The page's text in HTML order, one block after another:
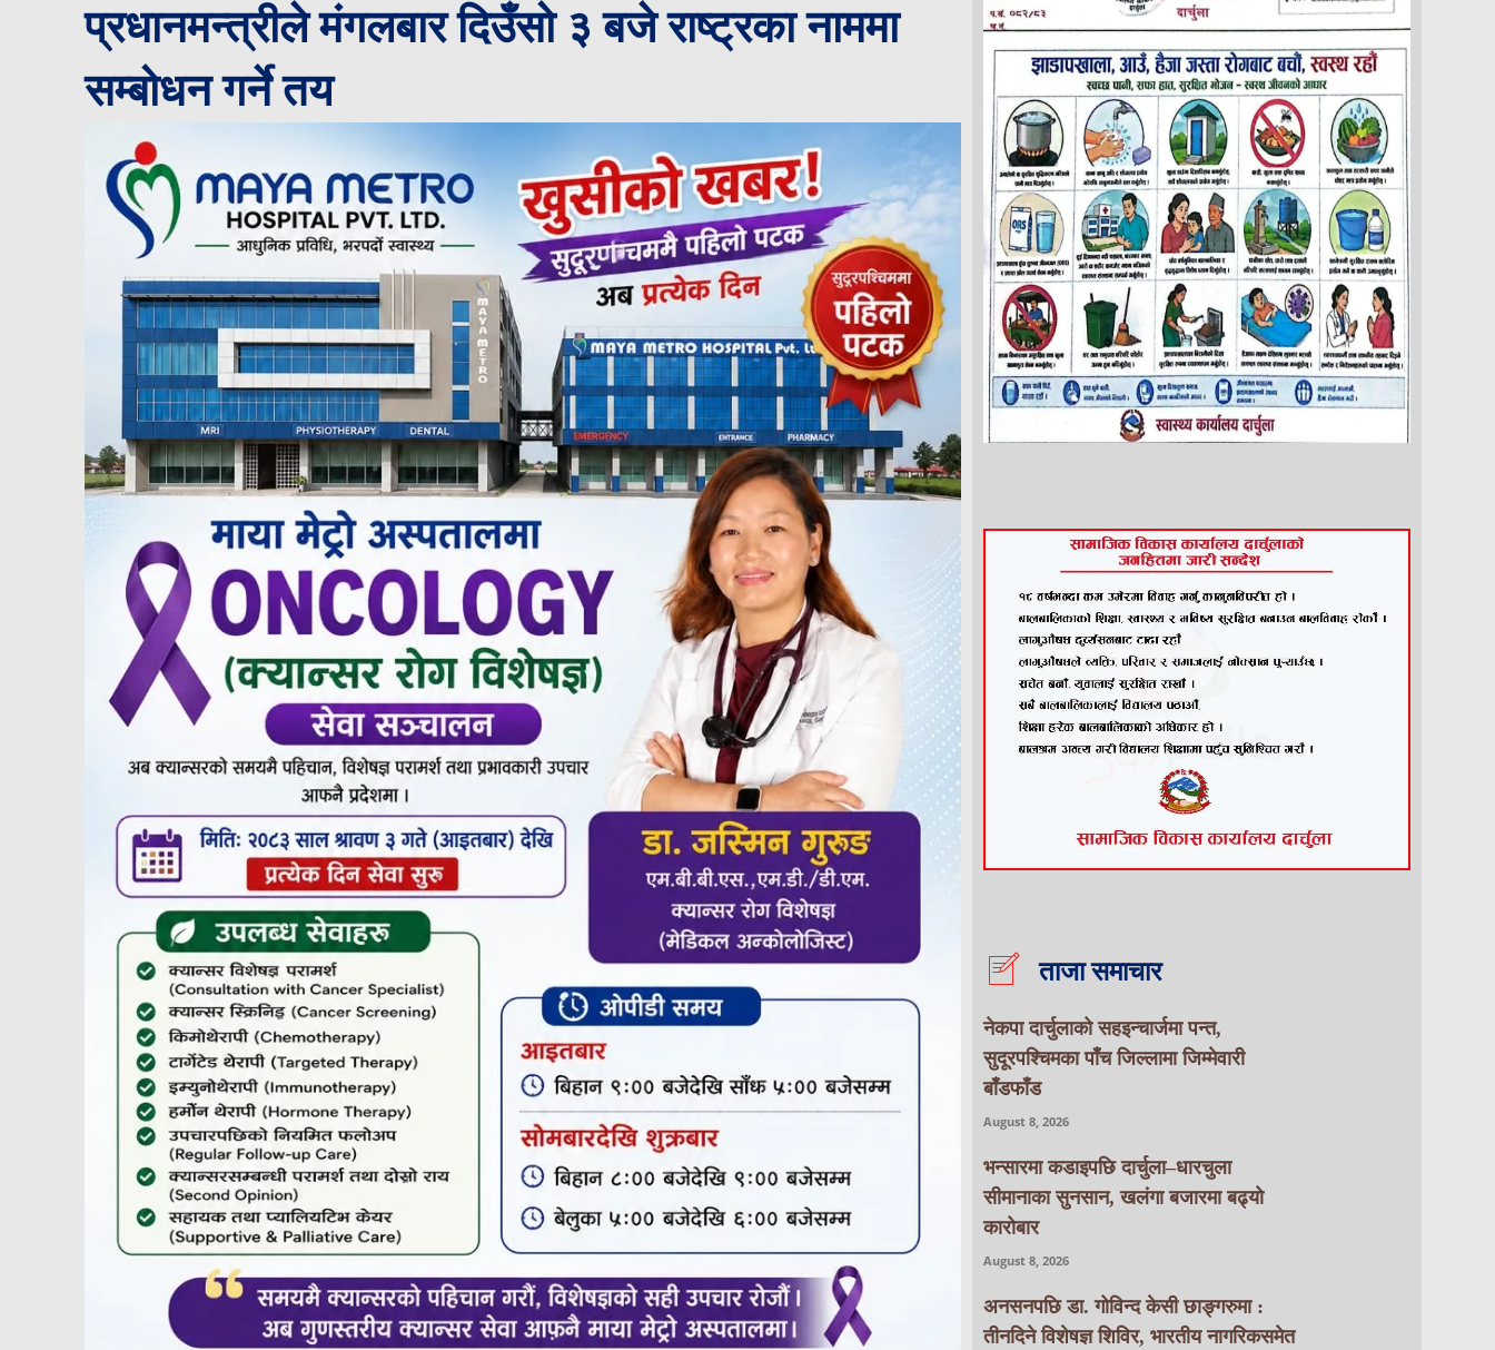
प्रधानमन्त्रीले मंगलबार दिउँसो ३ बजे राष्ट्रका नाममा
सम्बोधन गर्ने तय
ताजा समाचार
नेकपा दार्चुलाको सहइन्चार्जमा पन्त,
सुदूरपश्चिमका पाँच जिल्लामा जिम्मेवारी
बाँडफाँड
August 8, 2026
भन्सारमा कडाइपछि दार्चुला–धारचुला
सीमानाका सुनसान, खलंगा बजारमा बढ्यो
कारोबार
August 8, 2026
अनसनपछि डा. गोविन्द केसी छाङ्गरुमा :
तीनदिने विशेषज्ञ शिविर, भारतीय नागरिकसमेत